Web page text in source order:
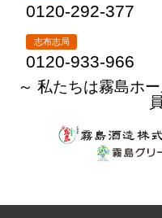
0120-292-377
志布志局
0120-933-966
～ 私たちは霧島ホ